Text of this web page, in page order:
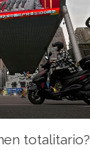
totalitario?